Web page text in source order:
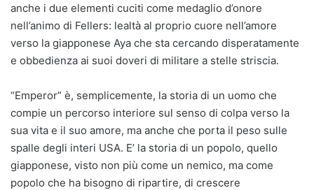
anche i due elementi cuciti come medaglio d’onore
nell’animo di Fellers: lealtà al proprio cuore nell’amore
verso la giapponese Aya che sta cercando disperatamente
e obbedienza ai suoi doveri di militare a stelle striscia.
“Emperor” è, semplicemente, la storia di un uomo che
compie un percorso interiore sul senso di colpa verso la
sua vita e il suo amore, ma anche che porta il peso sulle
spalle degli interi USA. E’ la storia di un popolo, quello
giapponese, visto non più come un nemico, ma come
popolo che ha bisogno di ripartire, di crescere